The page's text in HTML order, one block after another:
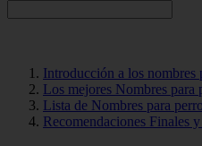
Introducción a los nombres
Los mejores Nombres para
Lista de Nombres para
Recomendaciones Finales